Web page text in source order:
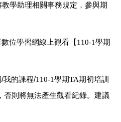
教學助理相關事務規定，參與期
位學習網線上觀看【110-1學期
我的課程/110-1學期TA期初培訓
否則將無法產生觀看紀錄。建議